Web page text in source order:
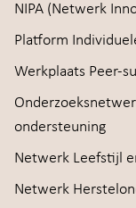
NIPA (Netwerk
Platform
Werkplaats Peer-
ondersteuning
Netwerk Leefstijl
Netwerk